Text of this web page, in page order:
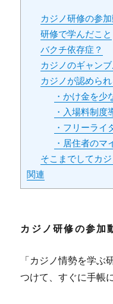
カジノ研修の参
研修で学んだこと
バクチ依存症？
カジノのギャン
カジノが認めら
・かけ金を少
・入場料制度
・フリーライ
・居住者のマ
そこまでしてカ
関連
カジノ研修の参加
「カジノ情勢を学ぶ
つけて、すぐに手帳